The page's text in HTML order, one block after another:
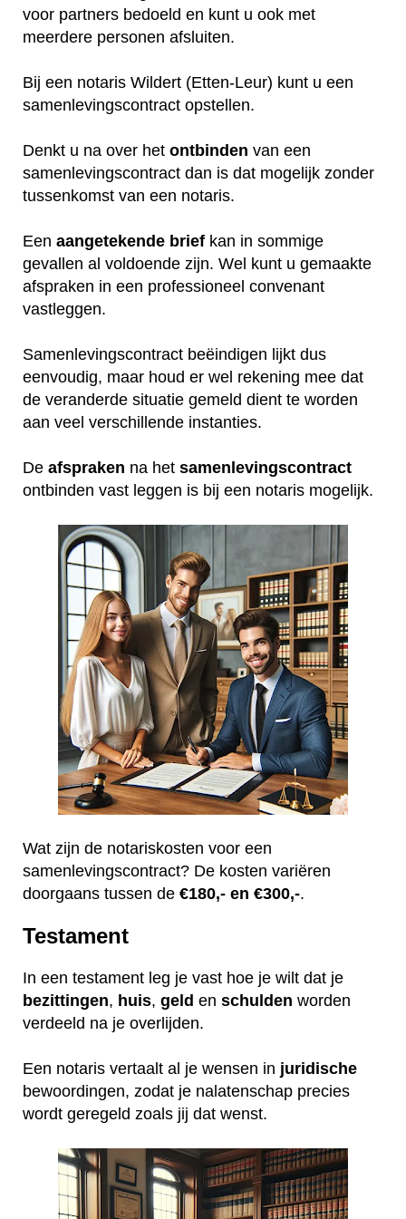
voor partners bedoeld en kunt u ook met
meerdere personen afsluiten.
Bij een notaris Wildert (Etten-Leur) kunt u een
samenlevingscontract opstellen.
Denkt u na over het ontbinden van een
samenlevingscontract dan is dat mogelijk zonder
tussenkomst van een notaris.
Een aangetekende brief kan in sommige
gevallen al voldoende zijn. Wel kunt u gemaakte
afspraken in een professioneel convenant
vastleggen.
Samenlevingscontract beëindigen lijkt dus
eenvoudig, maar houd er wel rekening mee dat
de veranderde situatie gemeld dient te worden
aan veel verschillende instanties.
De afspraken na het samenlevingscontract
ontbinden vast leggen is bij een notaris mogelijk.
Wat zijn de notariskosten voor een
samenlevingscontract? De kosten variëren
doorgaans tussen de €180,- en €300,-.
Testament
In een testament leg je vast hoe je wilt dat je
bezittingen, huis, geld en schulden worden
verdeeld na je overlijden.
Een notaris vertaalt al je wensen in juridische
bewoordingen, zodat je nalatenschap precies
wordt geregeld zoals jij dat wenst.